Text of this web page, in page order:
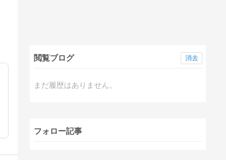
閲覧ブログ
まだ履歴はありません。
消去
フォロー記事